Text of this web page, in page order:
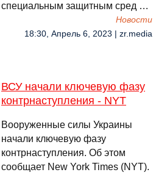
специальным защитным сред …
Новости
18:30, Апрель 6, 2023 | zr.media
ВСУ начали ключевую фазу
контрнаступления - NYT
Вооруженные силы Украины
начали ключевую фазу
контрнаступления. Об этом
сообщает New York Times (NYT).